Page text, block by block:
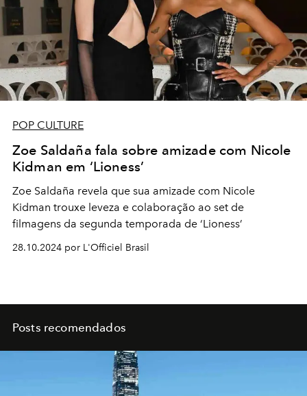
POP CULTURE
Zoe Saldaña fala sobre amizade com Nicole
Kidman em ‘Lioness’
Zoe Saldaña revela que sua amizade com Nicole
Kidman trouxe leveza e colaboração ao set de
filmagens da segunda temporada de ‘Lioness’
28.10.2024 por L'Officiel Brasil
Posts recomendados